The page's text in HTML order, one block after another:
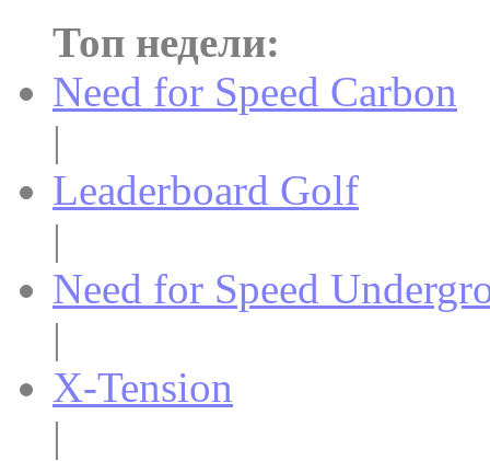
Топ недели:
Need for Speed Carbon
|
Leaderboard Golf
|
Need for Speed
|
X-Tension
|